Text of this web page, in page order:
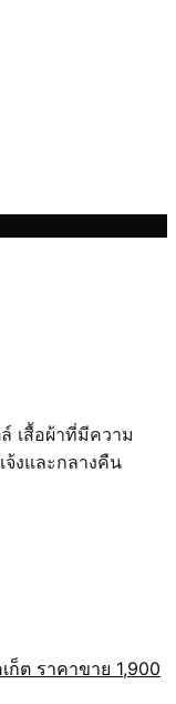
เสื้อผ้าที่มีความ
งและกลางคืน